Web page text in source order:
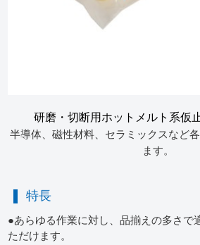
研磨・切断用ホットメルト系仮
半導体、磁性材料、セラミックスなど
ます。
特長
●あらゆる作業に対し、品揃えの多さで
ただけます。